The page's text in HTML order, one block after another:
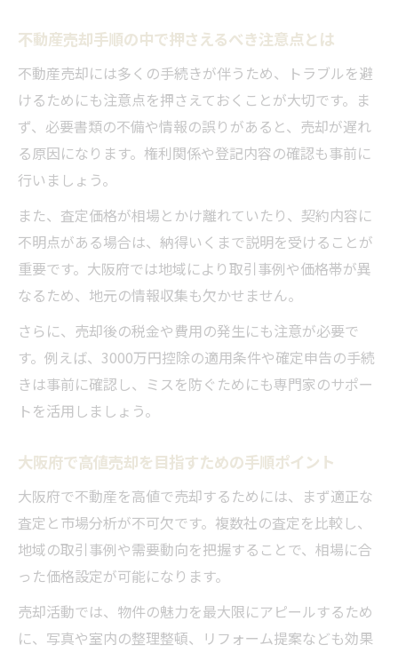
不動産売却手順の中で押さえるべき注意点とは
不動産売却には多くの手続きが伴うため、トラブルを避
けるためにも注意点を押さえておくことが大切です。ま
ず、必要書類の不備や情報の誤りがあると、売却が遅れ
る原因になります。権利関係や登記内容の確認も事前に
行いましょう。
また、査定価格が相場とかけ離れていたり、契約内容に
不明点がある場合は、納得いくまで説明を受けることが
重要です。大阪府では地域により取引事例や価格帯が異
なるため、地元の情報収集も欠かせません。
さらに、売却後の税金や費用の発生にも注意が必要で
す。例えば、3000万円控除の適用条件や確定申告の手続
きは事前に確認し、ミスを防ぐためにも専門家のサポー
トを活用しましょう。
大阪府で高値売却を目指すための手順ポイント
大阪府で不動産を高値で売却するためには、まず適正な
査定と市場分析が不可欠です。複数社の査定を比較し、
地域の取引事例や需要動向を把握することで、相場に合
った価格設定が可能になります。
売却活動では、物件の魅力を最大限にアピールするため
に、写真や室内の整理整頓、リフォーム提案なども効果